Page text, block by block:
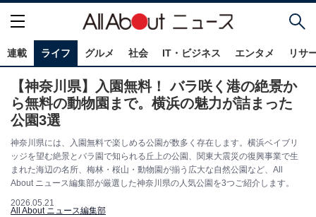
連載 ライフ グルメ 社会 IT・ビジネス エンタメ リサ
【神奈川県】入園無料！ バラ咲く港の絶景か
ら無料の動物園まで。横浜の魅力が詰まった
公園3選
神奈川県には、入園無料で楽しめる公園が数多く存在します。横浜ベイブリ
ッジを望む絶景とバラ園で知られる丘上の公園、関東大震災の復興事業で生
まれた海辺の名所、梅林・桜山・動物園が揃う広大な自然公園など、All
About ニュース編集部が厳選した神奈川県の人気公園を3つご紹介します。
2026.05.21
All About ニュース編集部